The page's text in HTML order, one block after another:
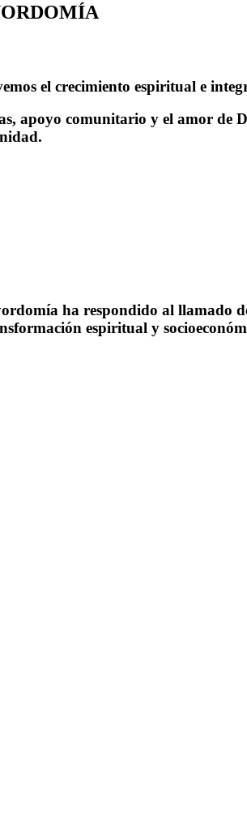
el crecimiento espiritual e
apoyo comunitario y el amor de
ha respondido al llamado
espiritual y